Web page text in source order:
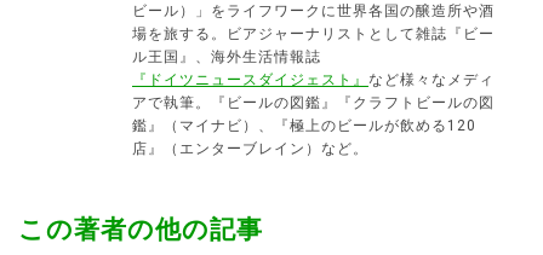
ビール）」をライフワークに世界各国の醸造所や酒
場を旅する。ビアジャーナリストとして雑誌『ビー
ル王国』、海外生活情報誌
『ドイツニュースダイジェスト』 など様々なメディ
アで執筆。『ビールの図鑑』『クラフトビールの図
鑑』（マイナビ）、『極上のビールが飲める120
店』（エンターブレイン）など。
この著者の他の記事